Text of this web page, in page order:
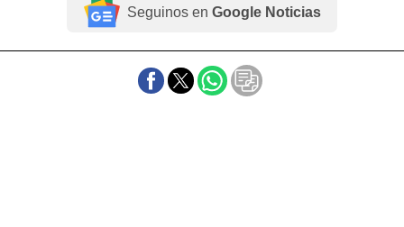
Seguinos en Google Noticias